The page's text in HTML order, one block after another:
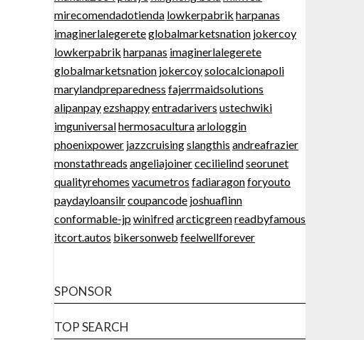
mirecomendadotienda lowkerpabrik harpanas
imaginerlalegereteglobalmarketsnation jokercoy
lowkerpabrik harpanas imaginerlalegerete
globalmarketsnation jokercoysolocalcionapoli
marylandpreparedness fajerrmaidsolutions
alipanpayezshappyentradarivers ustechwiki
imguniversalhermosaculturaarlologgin
phoenixpower jazzcruisingslangthis andreafrazier
monstathreads angeliajoinercecilielindseorunet
qualityrehomes vacumetros fadiaragonforyouto
paydayloansilrcoupancode joshuaflinn
conformable-jpwinifredarcticgreenreadbyfamous
itcort.autos bikersonweb feelwellforever
SPONSOR
TOP SEARCH